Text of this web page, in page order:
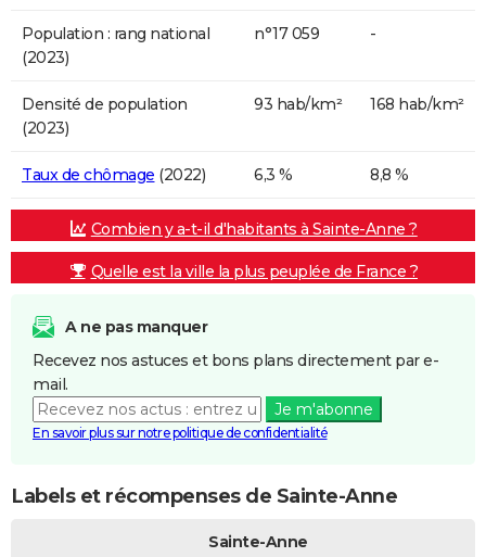
Population : rang national
(2023)
n°17 059 -
Densité de population
(2023)
93 hab/km² 168 hab/km²
Taux de chômage (2022) 6,3 % 8,8 %
Combien y a-t-il d'habitants à Sainte-Anne ?
Quelle est la ville la plus peuplée de France ?
A ne pas manquer
Recevez nos astuces et bons plans directement par e-
mail.
Je m'abonne
En savoir plus sur notre politique de confidentialité
Labels et récompenses de Sainte-Anne
Sainte-Anne